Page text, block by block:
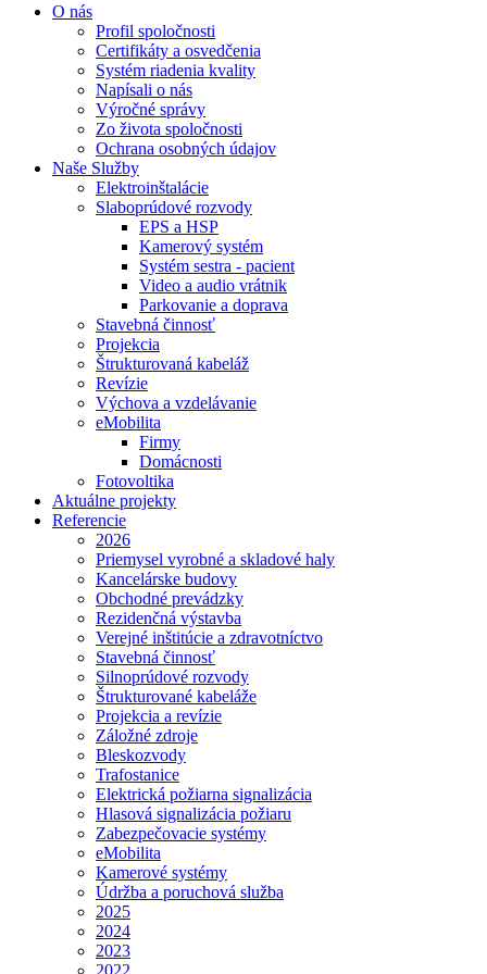
O nás
Profil spoločnosti
Certifikáty a osvedčenia
Systém riadenia kvality
Napísali o nás
Výročné správy
Zo života spoločnosti
Ochrana osobných údajov
Naše Služby
Elektroinštalácie
Slaboprúdové rozvody
EPS a HSP
Kamerový systém
Systém sestra - pacient
Video a audio vrátnik
Parkovanie a doprava
Stavebná činnosť
Projekcia
Štrukturovaná kabeláž
Revízie
Výchova a vzdelávanie
eMobilita
Firmy
Domácnosti
Fotovoltika
Aktuálne projekty
Referencie
2026
Priemysel vyrobné a skladové haly
Kancelárske budovy
Obchodné prevádzky
Rezidenčná výstavba
Verejné inštitúcie a zdravotníctvo
Stavebná činnosť
Silnoprúdové rozvody
Štrukturované kabeláže
Projekcia a revízie
Záložné zdroje
Bleskozvody
Trafostanice
Elektrická požiarna signalizácia
Hlasová signalizácia požiaru
Zabezpečovacie systémy
eMobilita
Kamerové systémy
Údržba a poruchová služba
2025
2024
2023
2022